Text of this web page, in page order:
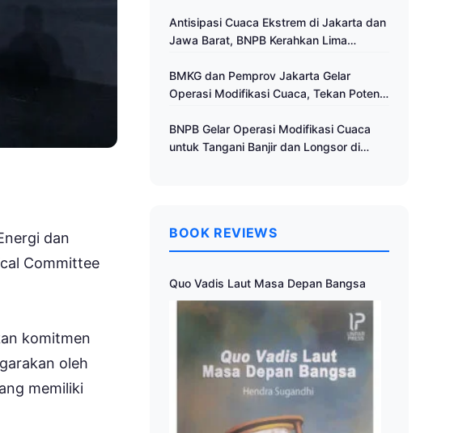
dan
Committee
komitmen
oleh
memiliki
Antisipasi Cuaca Ekstrem di Jakarta dan
Jawa Barat, BNPB Kerahkan Lima
Cuaca
BMKG dan Pemprov Jakarta Gelar
Operasi Modifikasi Cuaca, Tekan Potensi
BNPB Gelar Operasi Modifikasi Cuaca
untuk Tangani Banjir dan Longsor di
BOOK REVIEWS
Quo Vadis Laut Masa Depan Bangsa